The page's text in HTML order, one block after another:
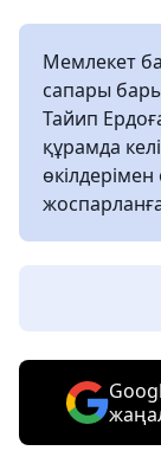
Мемлекет
сапары
Тайип
құрамда